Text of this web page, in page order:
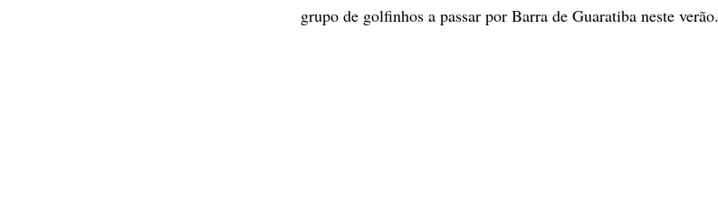
grupo de golfinhos a passar por Barra de Guaratiba neste verão.